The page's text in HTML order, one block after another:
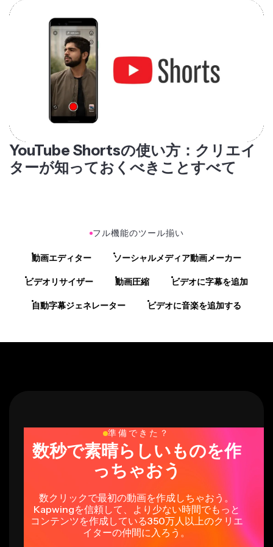
YouTube Shortsの使い方：クリエイ
ターが知っておくべきことすべて
フル機能のツール揃い
動画エディター ソーシャルメディア動画メーカー
ビデオリサイザー 動画圧縮 ビデオに字幕を追加
自動字幕ジェネレーター ビデオに音楽を追加する
準備できた？
数秒で素晴らしいものを作
っちゃおう
数クリックで最初の動画を作成しちゃおう。
Kapwingを信頼して、より少ない時間でもっと
コンテンツを作成している350万人以上のクリエ
イターの仲間に入ろう。